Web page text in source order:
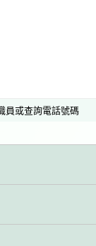
員或查詢電話號碼